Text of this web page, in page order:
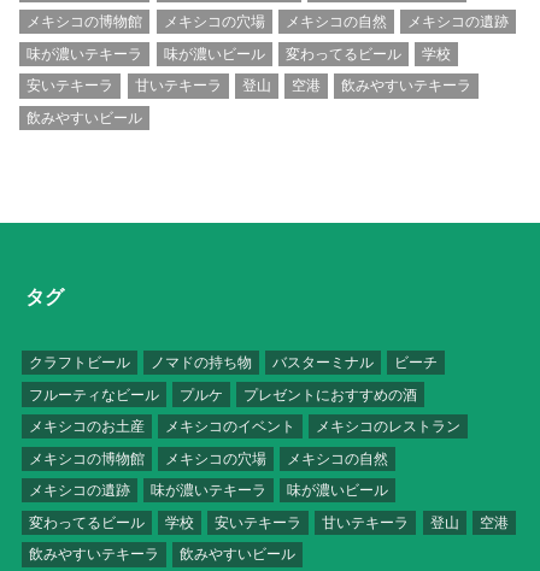
メキシコの博物館
メキシコの穴場 メキシコの自然
メキシコの遺跡
味が濃いテキーラ
味が濃いビール 変わってるビール
学校
安いテキーラ
甘いテキーラ 登山 空港
飲みやすいテキーラ
飲みやすいビール
タグ
クラフトビール ノマドの持ち物 バスターミナル
ビーチ
フルーティなビール
プルケ
プレゼントにおすすめの酒
メキシコのお土産
メキシコのイベント
メキシコのレストラン
メキシコの博物館
メキシコの穴場
メキシコの自然
メキシコの遺跡
味が濃いテキーラ
味が濃いビール
変わってるビール
学校 安いテキーラ 甘いテキーラ 登山
空港
飲みやすいテキーラ
飲みやすいビール